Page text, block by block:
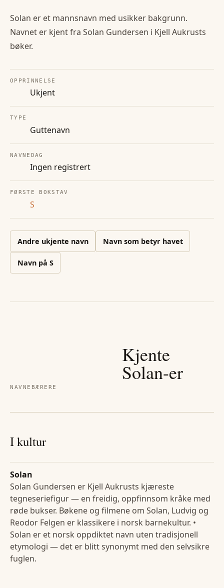
Solan er et mannsnavn med usikker bakgrunn.
Navnet er kjent fra Solan Gundersen i Kjell Aukrusts
bøker.
OPPRINNELSE
Ukjent
TYPE
Guttenavn
NAVNEDAG
Ingen registrert
FØRSTE BOKSTAV
S
Andre ukjente navn Navn som betyr havet
Navn på S
NAVNEBÆRERE
Kjente
Solan-er
I kultur
Solan
Solan Gundersen er Kjell Aukrusts kjæreste
tegneseriefigur — en freidig, oppfinnsom kråke med
røde bukser. Bøkene og filmene om Solan, Ludvig og
Reodor Felgen er klassikere i norsk barnekultur. •
Solan er et norsk oppdiktet navn uten tradisjonell
etymologi — det er blitt synonymt med den selvsikre
fuglen.